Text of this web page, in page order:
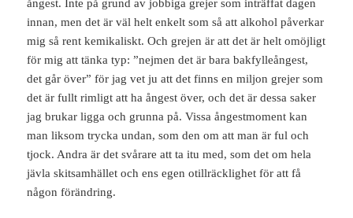
ångest. Inte på grund av jobbiga grejer som inträffat dagen
innan, men det är väl helt enkelt som så att alkohol påverkar
mig så rent kemikaliskt. Och grejen är att det är helt omöjligt
för mig att tänka typ: ”nejmen det är bara bakfylleångest,
det går över” för jag vet ju att det finns en miljon grejer som
det är fullt rimligt att ha ångest över, och det är dessa saker
jag brukar ligga och grunna på. Vissa ångestmoment kan
man liksom trycka undan, som den om att man är ful och
tjock. Andra är det svårare att ta itu med, som det om hela
jävla skitsamhället och ens egen otillräcklighet för att få
någon förändring.